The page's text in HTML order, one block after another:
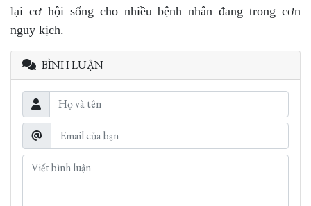
lại cơ hội sống cho nhiều bệnh nhân đang trong cơn
nguy kịch.
BÌNH LUẬN